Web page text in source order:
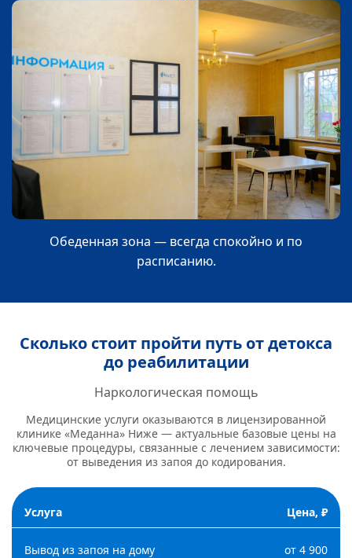
Обеденная зона — всегда спокойно и по
расписанию.
Сколько стоит пройти путь от детокса
до реабилитации
Наркологическая помощь
Медицинские услуги оказываются в лицензированной
клинике «Меданна» Ниже — актуальные базовые цены на
ключевые процедуры, связанные с лечением зависимости:
от выведения из запоя до кодирования.
Услуга Цена, ₽
Вывод из запоя на дому
от 4 900